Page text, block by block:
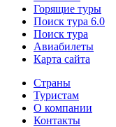
Горящие туры
Поиск тура 6.0
Поиск тура
Авиабилеты
Карта сайта
Cтраны
Туристам
О компании
Контакты